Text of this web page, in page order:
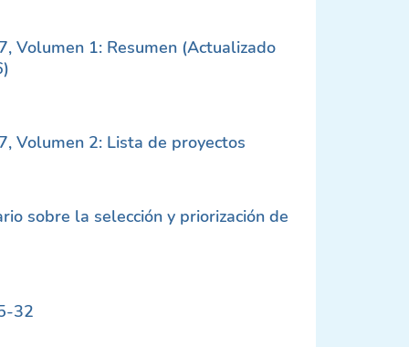
Volumen 1: Resumen (Actualizado
Volumen 2: Lista de proyectos
sobre la selección y priorización de
32